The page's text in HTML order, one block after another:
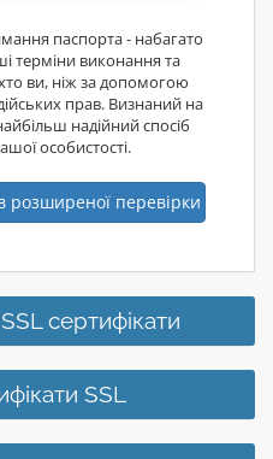
паспорта - набагато
терміни виконання та
ви, ніж за допомогою
прав. Визнаний на
надійний спосіб
особистості.
розширеної перевірки
сертифікати
SSL